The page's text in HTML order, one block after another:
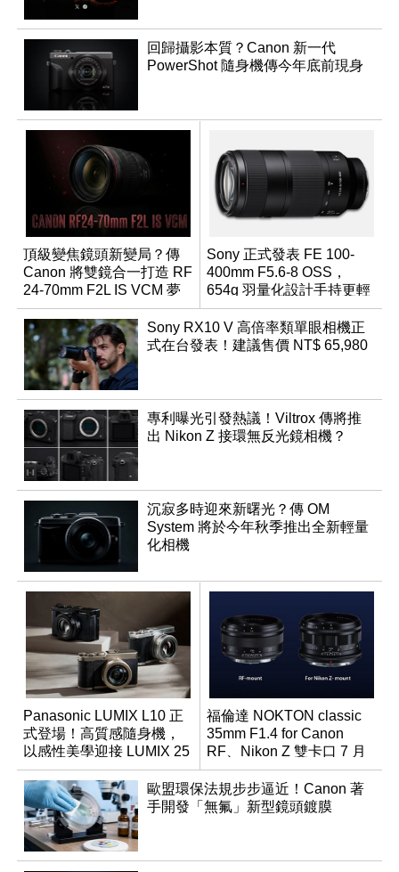
回歸攝影本質？Canon 新一代
PowerShot 隨身機傳今年底前現身
頂級變焦鏡頭新變局？傳
Canon 將雙鏡合一打造 RF
24-70mm F2L IS VCM 夢
幻規格
Sony 正式發表 FE 100-
400mm F5.6-8 OSS，
654g 羽量化設計手持更輕
鬆
Sony RX10 V 高倍率類單眼相機正
式在台發表！建議售價 NT$ 65,980
專利曝光引發熱議！Viltrox 傳將推
出 Nikon Z 接環無反光鏡相機？
沉寂多時迎來新曙光？傳 OM
System 將於今年秋季推出全新輕量
化相機
Panasonic LUMIX L10 正
式登場！高質感隨身機，
以感性美學迎接 LUMIX 25
週年
福倫達 NOKTON classic
35mm F1.4 for Canon
RF、Nikon Z 雙卡口 7 月
同步登台
歐盟環保法規步步逼近！Canon 著
手開發「無氟」新型鏡頭鍍膜